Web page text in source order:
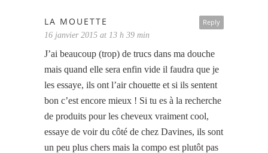
Reply
LA MOUETTE
16 janvier 2015 at 13 h 39 min
J’ai beaucoup (trop) de trucs dans ma douche
mais quand elle sera enfin vide il faudra que je
les essaye, ils ont l’air chouette et si ils sentent
bon c’est encore mieux ! Si tu es à la recherche
de produits pour les cheveux vraiment cool,
essaye de voir du côté de chez Davines, ils sont
un peu plus chers mais la compo est plutôt pas